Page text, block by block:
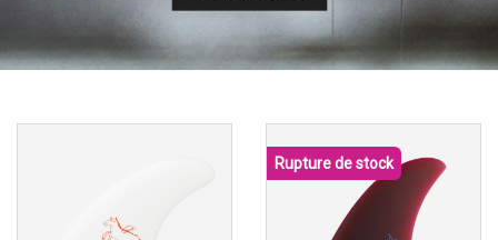
Rupture de stock